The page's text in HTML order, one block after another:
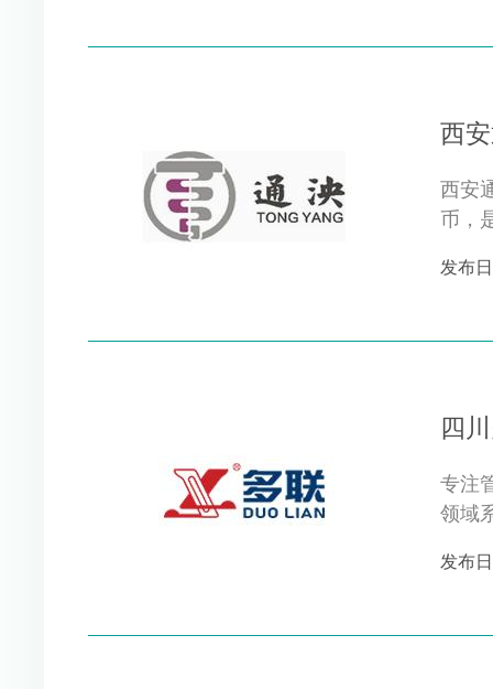
西
西安
币，
发布
四
专注管道35
领域
发布